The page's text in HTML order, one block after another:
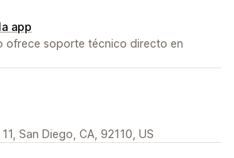
app
ofrece soporte técnico directo en
San Diego, CA, 92110, US